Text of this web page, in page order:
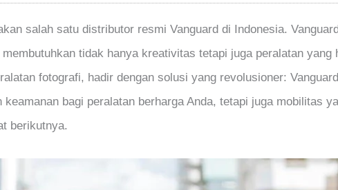
salah satu distributor resmi Vanguard di Indonesia.
tidak hanya kreativitas tetapi juga peralatan yang
fotografi, hadir dengan solusi yang revolusioner:
bagi peralatan berharga Anda, tetapi juga mobilitas
berikutnya.